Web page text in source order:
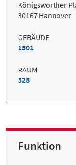
Königsworther
30167 Hannover
GEBÄUDE
1501
RAUM
328
Funktion